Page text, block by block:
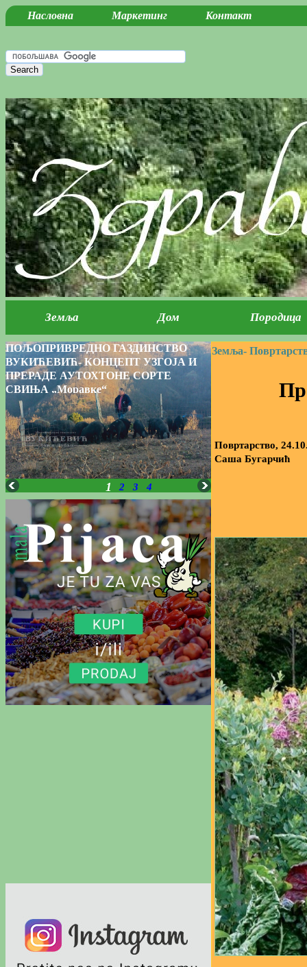
Насловна Маркетинг Контакт
ПОЉОПРИВРЕДНО ГАЗДИНСТВО
ВУКИЋЕВИЋ- КОНЦЕПТ УЗГОЈА И
ПРЕРАДЕ АУТОХТОНЕ СОРТЕ
СВИЊА „Моравке“
1 2 3 4
Земља-
Повртарство,
Саша Бугарчић
Земља Дом Породица